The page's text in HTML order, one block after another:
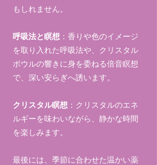
もしれません。
呼吸法と瞑想 ：香りや色のイメージ
を取り入れた呼吸法や、クリスタル
ボウルの響きに身を委ねる倍音瞑想
で、深い安らぎへ誘います。
クリスタル瞑想 ：クリスタルのエネ
ルギーを味わいながら、静かな時間
を楽しみます。
最後には、季節に合わせた温かい薬